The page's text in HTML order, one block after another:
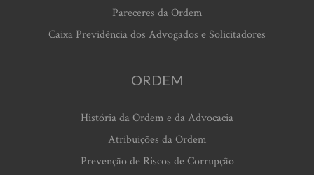
Pareceres da Ordem
Caixa Previdência dos Advogados e Solicitadores
ORDEM
História da Ordem e da Advocacia
Atribuições da Ordem
Prevenção de Riscos de Corrupção